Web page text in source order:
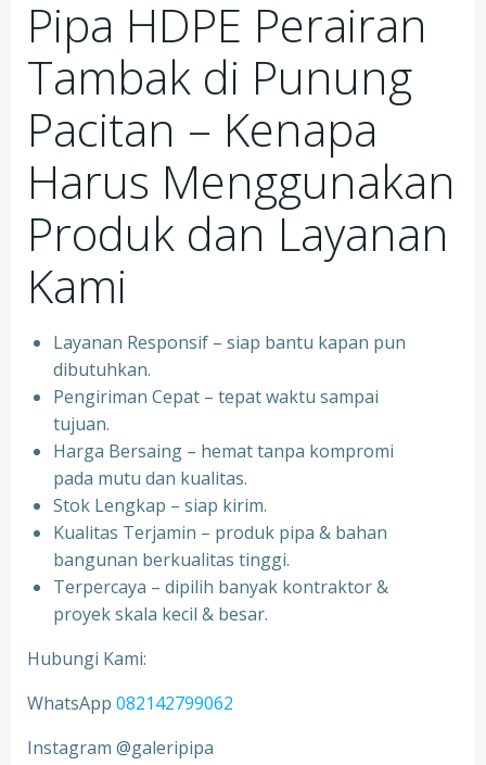
Pipa HDPE Perairan
Tambak di Punung
Pacitan – Kenapa
Harus Menggunakan
Produk dan Layanan
Kami
Layanan Responsif – siap bantu kapan pun
dibutuhkan.
Pengiriman Cepat – tepat waktu sampai
tujuan.
Harga Bersaing – hemat tanpa kompromi
pada mutu dan kualitas.
Stok Lengkap – siap kirim.
Kualitas Terjamin – produk pipa & bahan
bangunan berkualitas tinggi.
Terpercaya – dipilih banyak kontraktor &
proyek skala kecil & besar.
Hubungi Kami:
WhatsApp 082142799062
Instagram @galeripipa